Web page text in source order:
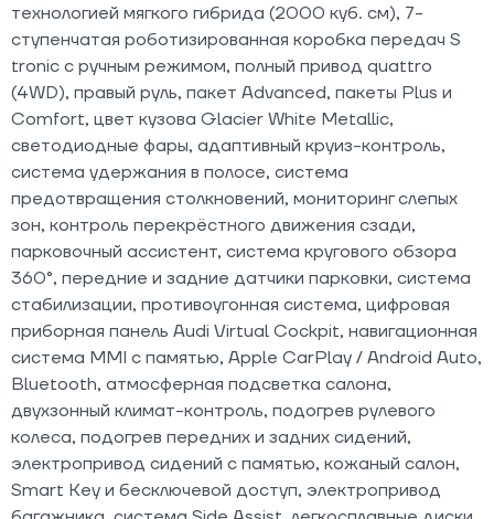
технологией мягкого гибрида (2000 куб. см), 7-
ступенчатая роботизированная коробка передач S
tronic с ручным режимом, полный привод quattro
(4WD), правый руль, пакет Advanced, пакеты Plus и
Comfort, цвет кузова Glacier White Metallic,
светодиодные фары, адаптивный круиз-контроль,
система удержания в полосе, система
предотвращения столкновений, мониторинг слепых
зон, контроль перекрёстного движения сзади,
парковочный ассистент, система кругового обзора
360°, передние и задние датчики парковки, система
стабилизации, противоугонная система, цифровая
приборная панель Audi Virtual Cockpit, навигационная
система MMI с памятью, Apple CarPlay / Android Auto,
Bluetooth, атмосферная подсветка салона,
двухзонный климат-контроль, подогрев рулевого
колеса, подогрев передних и задних сидений,
электропривод сидений с памятью, кожаный салон,
Smart Key и бесключевой доступ, электропривод